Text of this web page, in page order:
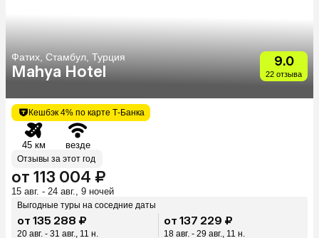
Фатих, Стамбул, Турция
Mahya Hotel
9.0
22 отзыва
Кешбэк 4% по карте Т-Банка
45 км везде
Отзывы за этот год
от 113 004 ₽
15 авг. - 24 авг., 9 ночей
Выгодные туры на соседние даты
от 135 288 ₽
20 авг. - 31 авг., 11 н.
от 137 229 ₽
18 авг. - 29 авг., 11 н.